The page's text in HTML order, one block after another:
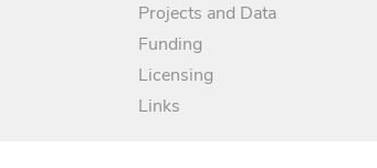
Projects and Data
Funding
Licensing
Links